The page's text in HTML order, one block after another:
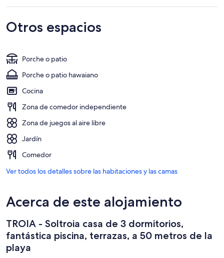
Otros espacios
Porche o patio
Porche o patio hawaiano
Cocina
Zona de comedor independiente
Zona de juegos al aire libre
Jardín
Comedor
Ver todos los detalles sobre las habitaciones y las camas
Acerca de este alojamiento
TROIA - Soltroia casa de 3 dormitorios,
fantástica piscina, terrazas, a 50 metros de la
playa